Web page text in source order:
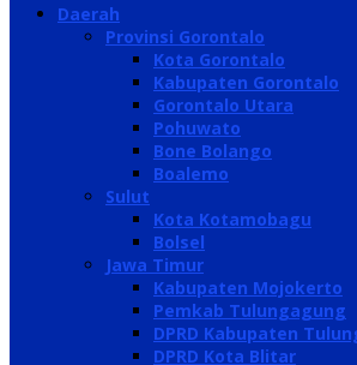
Daerah
Provinsi Gorontalo
Kota Gorontalo
Kabupaten Gorontalo
Gorontalo Utara
Pohuwato
Bone Bolango
Boalemo
Sulut
Kota Kotamobagu
Bolsel
Jawa Timur
Kabupaten Mojokerto
Pemkab Tulungagung
DPRD Kabupaten
DPRD Kota Blitar